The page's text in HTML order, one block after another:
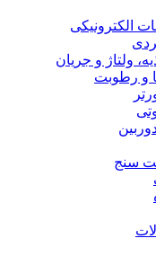
الکترونیکی
ولتاژ و جریان
و رطوبت
سنج